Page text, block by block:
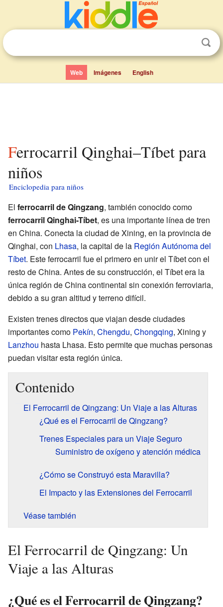
Web Imágenes English
Ferrocarril Qinghai–Tíbet para
niños
Enciclopedia para niños
El ferrocarril de Qingzang, también conocido como
ferrocarril Qinghai-Tíbet, es una importante línea de tren
en China. Conecta la ciudad de Xining, en la provincia de
Qinghai, con Lhasa, la capital de la Región Autónoma del
Tíbet. Este ferrocarril fue el primero en unir el Tíbet con el
resto de China. Antes de su construcción, el Tíbet era la
única región de China continental sin conexión ferroviaria,
debido a su gran altitud y terreno difícil.
Existen trenes directos que viajan desde ciudades
importantes como Pekín, Chengdu, Chongqing, Xining y
Lanzhou hasta Lhasa. Esto permite que muchas personas
puedan visitar esta región única.
Contenido
El Ferrocarril de Qingzang: Un Viaje a las Alturas
¿Qué es el Ferrocarril de Qingzang?
Trenes Especiales para un Viaje Seguro
Suministro de oxígeno y atención médica
¿Cómo se Construyó esta Maravilla?
El Impacto y las Extensiones del Ferrocarril
Véase también
El Ferrocarril de Qingzang: Un
Viaje a las Alturas
¿Qué es el Ferrocarril de Qingzang?